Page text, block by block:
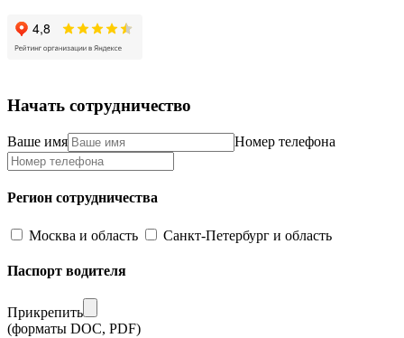
Начать сотрудничество
Ваше имя Номер телефона
Регион сотрудничества
Москва и область Санкт-Петербург и область
Паспорт водителя
Прикрепить
(форматы DOC, PDF)